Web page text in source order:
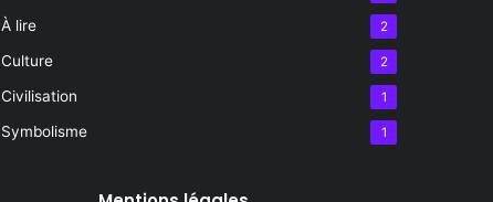
À lire 2
Culture 2
Civilisation 1
Symbolisme 1